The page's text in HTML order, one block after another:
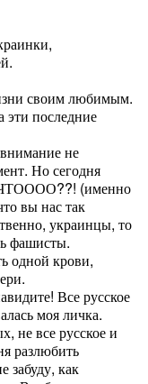
своим любимым.
эти последние
не
Но сегодня
ЧТОООО??! (именно
вы нас так
украинцы, то
фашисты.
одной крови,
Все русское
моя личка.
не все русское и
разлюбить
забуду, как